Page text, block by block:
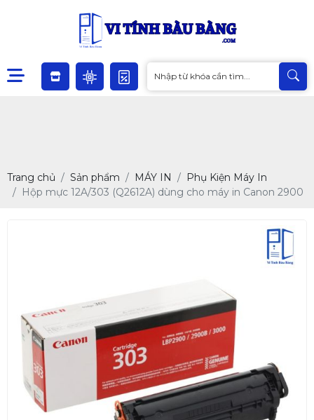
Trang chủ Sản phẩm MÁY IN
Phụ Kiện Máy In
Hộp mực 12A/303 (Q2612A) dùng cho máy in Canon 2900